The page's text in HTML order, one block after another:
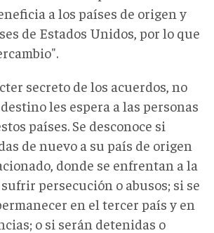
a los países de origen y
de Estados Unidos, por lo que
secreto de los acuerdos, no
les espera a las personas
países. Se desconoce si
de nuevo a su país de origen
donde se enfrentan a la
persecución o abusos; si se
en el tercer país y en
o si serán detenidas o